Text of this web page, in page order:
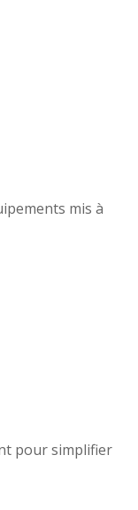
mis à
pour simplifier